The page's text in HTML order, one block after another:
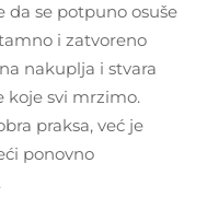
da se potpuno osuše
i zatvoreno
nakuplja i stvara
koje svi mrzimo.
praksa, već je
ponovno